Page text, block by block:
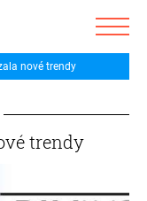
nové trendy
trendy